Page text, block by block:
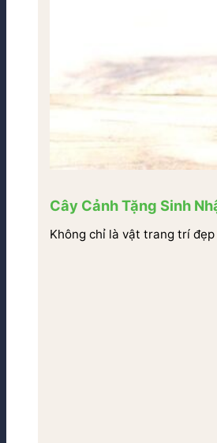
Cây Cảnh Tặng Sinh
Không chỉ là vật trang trí